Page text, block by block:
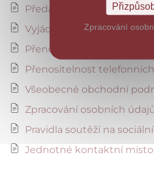
Předávací rozhraní
Vyjádření k existenci sítí
Přenositelnost internetu
Přenositelnost
Všeobecné obchodní
Zpracování osobních údajů
Pravidla soutěží na
Jednotné kontaktní místo
Zpracování